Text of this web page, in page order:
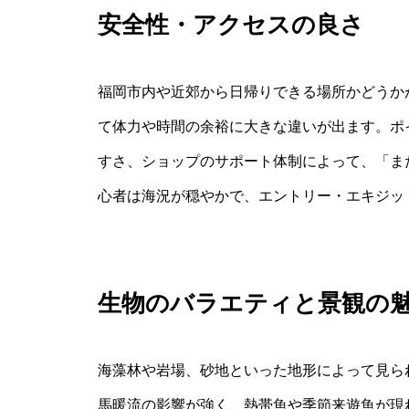
安全性・アクセスの良さ
福岡市内や近郊から日帰りできる場所かどう
て体力や時間の余裕に大きな違いが出ます。
すさ、ショップのサポート体制によって、「
心者は海況が穏やかで、エントリー・エキジ
生物のバラエティと景観の
海藻林や岩場、砂地といった地形によって見
馬暖流の影響が強く、熱帯魚や季節来遊魚が